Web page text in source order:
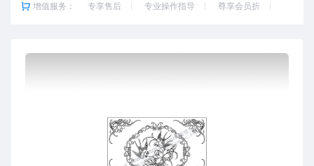
增值服务： 专享售后 专业操作指导 尊享会员折